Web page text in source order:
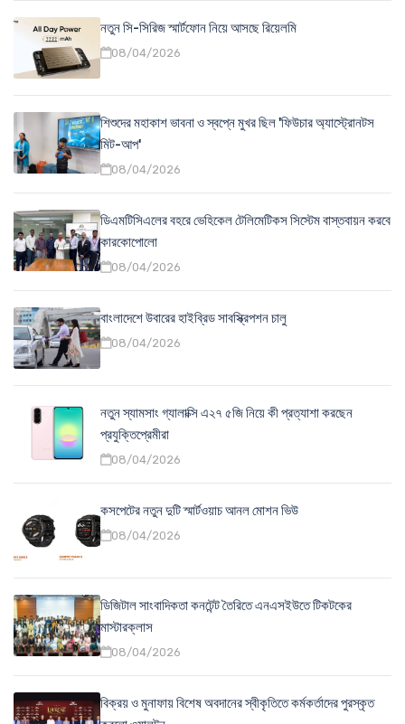
নতুন সি-সিরিজ স্মার্টফোন নিয়ে আসছে রিয়েলমি
08/04/2026
শিশুদের মহাকাশ ভাবনা ও স্বপ্নে মুখর ছিল 'ফিউচার অ্যাস্ট্রোনটস
মিট-আপ'
08/04/2026
ডিএমটিসিএলের বহরে ভেহিকেল টেলিমেটিকস সিস্টেম বাস্তবায়ন করবে
কারকোপোলো
08/04/2026
বাংলাদেশে উবারের হাইব্রিড সাবস্ক্রিপশন চালু
08/04/2026
নতুন স্যামসাং গ্যালাক্সি এ২৭ ৫জি নিয়ে কী প্রত্যাশা করছেন
প্রযুক্তিপ্রেমীরা
08/04/2026
কসপেটের নতুন দুটি স্মার্টওয়াচ আনল মোশন ভিউ
08/04/2026
ডিজিটাল সাংবাদিকতা কনটেন্ট তৈরিতে এনএসইউতে টিকটকের
মাস্টারক্লাস
08/04/2026
বিক্রয় ও মুনাফায় বিশেষ অবদানের স্বীকৃতিতে কর্মকর্তাদের পুরস্কৃত